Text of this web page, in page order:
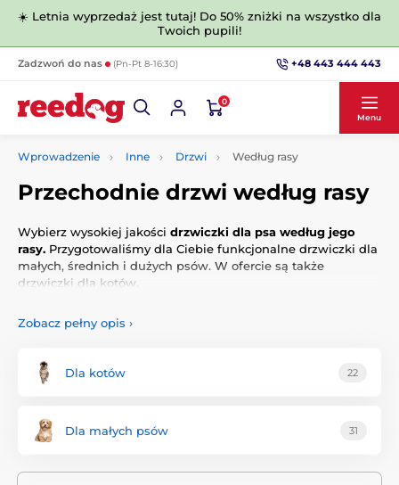
☀️ Letnia wyprzedaż jest tutaj! Do 50% zniżki na wszystko dla
Twoich pupili!
Zadzwoń do nas (Pn-Pt 8-16:30) +48 443 444 443
0
Menu
Wprowadzenie Inne Drzwi Według rasy
Przechodnie drzwi według rasy
Wybierz wysokiej jakości drzwiczki dla psa według jego
rasy. Przygotowaliśmy dla Ciebie funkcjonalne drzwiczki dla
małych, średnich i dużych psów. W ofercie są także
drzwiczki dla kotów.
Zobacz pełny opis ›
Dla kotów 22
Dla małych psów 31